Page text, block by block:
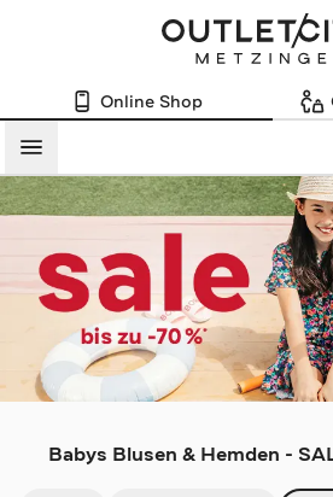
Online Shop
Menü
Babys Blusen & Hemden -